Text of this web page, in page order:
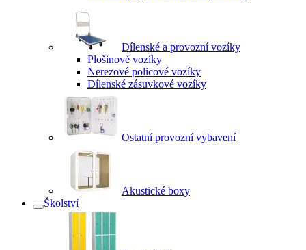
Dílenské a provozní vozíky
Plošinové vozíky
Nerezové policové vozíky
Dílenské zásuvkové vozíky
Ostatní provozní vybavení
Akustické boxy
Školství